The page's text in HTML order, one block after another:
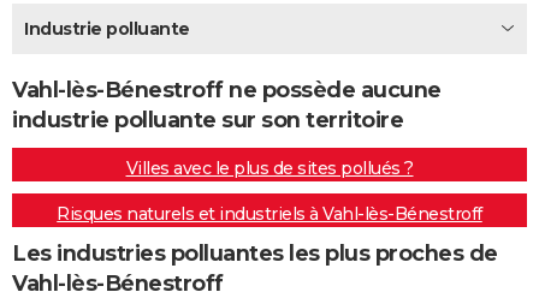
Destinations
City break
Voyage nature
Voyage de noces
Forum
Climat
+PHOTO
GUIDES D'ACHAT
BONS PLANS
CARTE DE VOEUX
Carte de Noël
Carte Bonne année
Carte Saint-Valentin
Carte Pâques
Carte d'anniversaire
DICTIONNAIRE
Dictionnaire
Biographies
Citations
Expressions
Proverbes
PROGRAMME TV
Industrie polluante
Vahl-lès-Bénestroff ne possède aucune
industrie polluante sur son territoire
Villes avec le plus de sites pollués ?
Risques naturels et industriels à Vahl-lès-Bénestroff
Les industries polluantes les plus proches de
Vahl-lès-Bénestroff